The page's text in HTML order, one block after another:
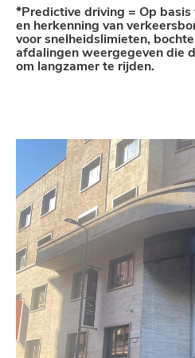
*Predictive driving = Op
en herkenning van
voor snelheidslimieten,
afdalingen weergegeven die
om langzamer te rijden.